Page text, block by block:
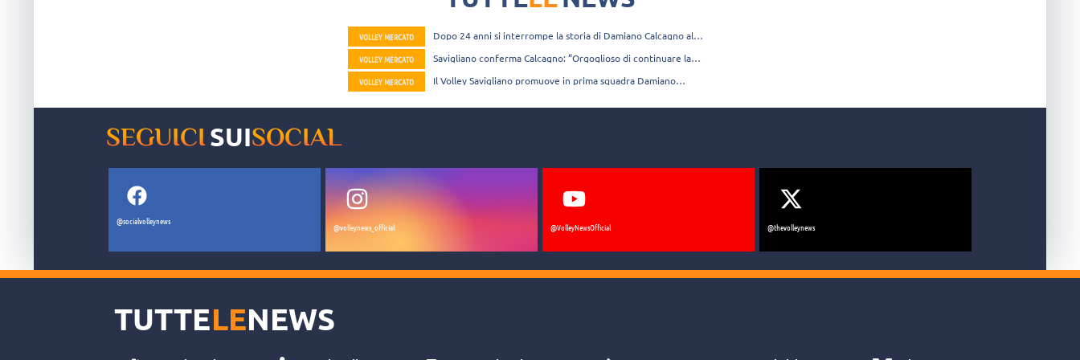
VOLLEY MERCATO Dopo 24 anni si interrompe la storia di Damiano Calcagno al
VOLLEY MERCATO Savigliano conferma Calcagno: “Orgoglioso di continuare la
VOLLEY MERCATO Il Volley Savigliano promuove in prima squadra Damiano
SEGUICISUISOCIAL
@socialvolleynews
@volleynews_official @VolleyNewsOfficial @thevolleynews
TUTTELENEWS